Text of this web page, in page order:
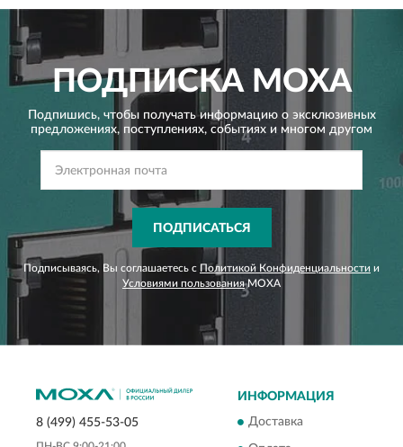
ПОДПИСКАMOXA
Подпишись, чтобы получать информацию о эксклюзивных
предложениях, поступлениях, событиях и многом другом
ПОДПИСАТЬСЯ
Подписываясь, Вы соглашаетесь с Политикой Конфиденциальности и
Условиями пользованияMOXA
8 (499) 455-53-05
ИНФОРМАЦИЯ
Доставка